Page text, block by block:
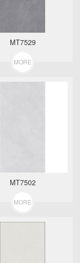
MT7529
MORE
MT7502
MORE